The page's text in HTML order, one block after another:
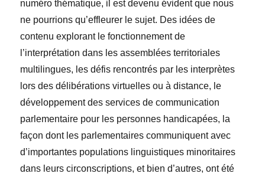
numéro thématique, il est devenu évident que nous
ne pourrions qu’effleurer le sujet. Des idées de
contenu explorant le fonctionnement de
l’interprétation dans les assemblées territoriales
multilingues, les défis rencontrés par les interprètes
lors des délibérations virtuelles ou à distance, le
développement des services de communication
parlementaire pour les personnes handicapées, la
façon dont les parlementaires communiquent avec
d’importantes populations linguistiques minoritaires
dans leurs circonscriptions, et bien d’autres, ont été